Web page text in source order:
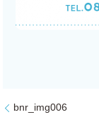
bnr_img006